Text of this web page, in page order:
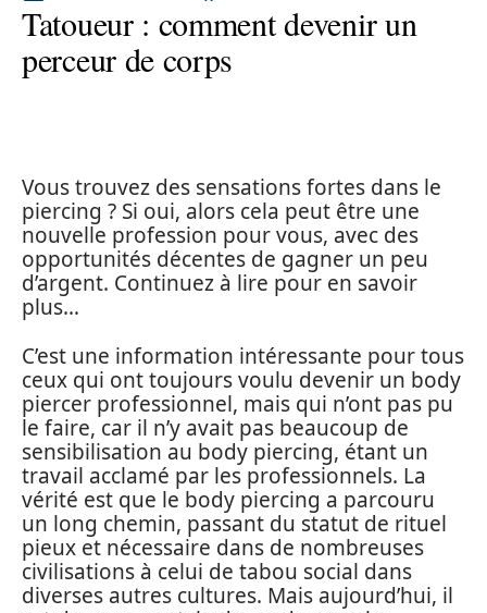
Tatoueur : comment devenir un
perceur de corps
Vous trouvez des sensations fortes dans le
piercing ? Si oui, alors cela peut être une
nouvelle profession pour vous, avec des
opportunités décentes de gagner un peu
d’argent. Continuez à lire pour en savoir
plus…
C’est une information intéressante pour tous
ceux qui ont toujours voulu devenir un body
piercer professionnel, mais qui n’ont pas pu
le faire, car il n’y avait pas beaucoup de
sensibilisation au body piercing, étant un
travail acclamé par les professionnels. La
vérité est que le body piercing a parcouru
un long chemin, passant du statut de rituel
pieux et nécessaire dans de nombreuses
civilisations à celui de tabou social dans
diverses autres cultures. Mais aujourd’hui, il